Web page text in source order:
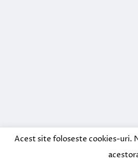
Acest site foloseste cookies-uri.